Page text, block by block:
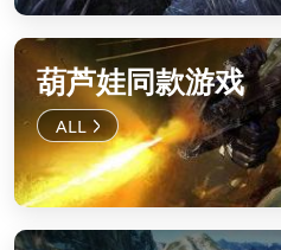
葫芦娃同款游戏